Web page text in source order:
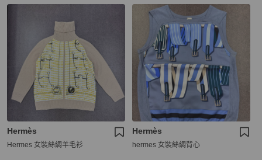
Hermès
Hermes 女裝絲綢羊毛衫
Hermès
hermes 女裝絲綢背心